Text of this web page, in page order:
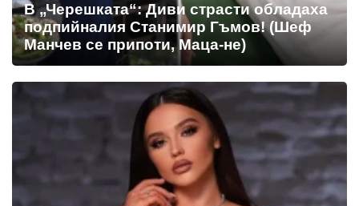
В „Черешката“: Диви страсти обладаха
подпийналия Станимир Гъмов! (Шеф
Манчев се припоти, Маца-не)